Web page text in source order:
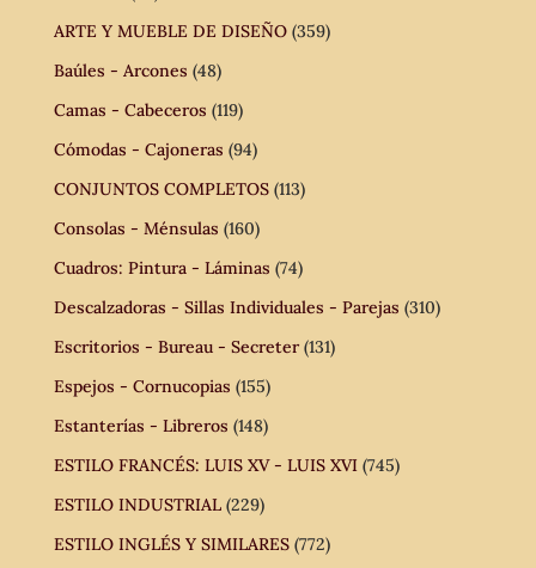
ARTE Y MUEBLE DE DISEÑO (359)
Baúles - Arcones (48)
Camas - Cabeceros (119)
Cómodas - Cajoneras (94)
CONJUNTOS COMPLETOS (113)
Consolas - Ménsulas (160)
Cuadros: Pintura - Láminas (74)
Descalzadoras - Sillas Individuales - Parejas (310)
Escritorios - Bureau - Secreter (131)
Espejos - Cornucopias (155)
Estanterías - Libreros (148)
ESTILO FRANCÉS: LUIS XV - LUIS XVI (745)
ESTILO INDUSTRIAL (229)
ESTILO INGLÉS Y SIMILARES (772)